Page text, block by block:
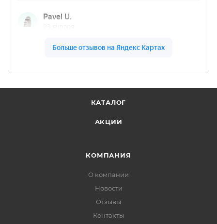
КАТАЛОГ
АКЦИИ
КОМПАНИЯ
О компании
Новости
Отзывы
Контакты